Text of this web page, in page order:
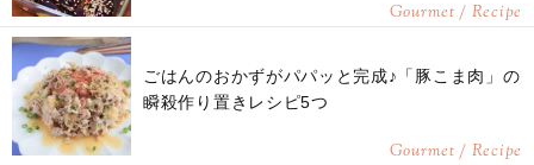
Gourmet / Recipe
ごはんのおかずがパパッと完成♪「豚こま肉」の
瞬殺作り置きレシピ5つ
Gourmet / Recipe